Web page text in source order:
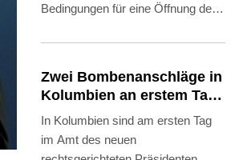
eine Wasserstraße."
Bedingungen für eine Öffnung der
Außenminister Abbas Araghtschi
anderem "Entschädigungen" für
Verstöße der USA gegen das im
Juni besiegelte
Rahmenabkommen zwischen
Zwei Bombenanschläge in
Kolumbien an erstem Tag
im Amt des neuen
Präsidenten Espriella
In Kolumbien sind am ersten Tag
im Amt des neuen